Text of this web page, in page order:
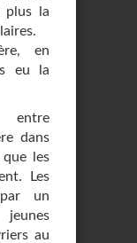
plus la
en
eu la
entre
dans
les
Les
un
au